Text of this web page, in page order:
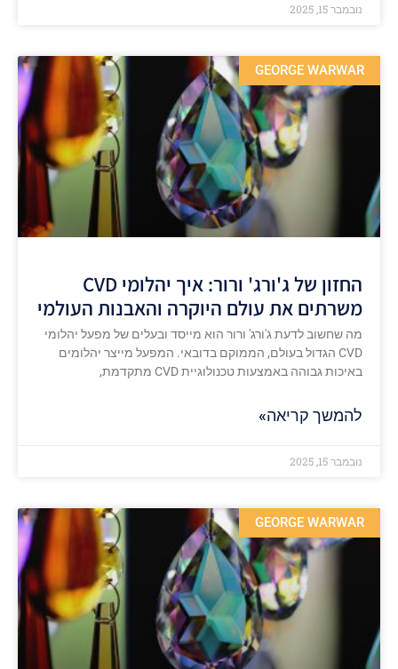
נובמבר 15, 2025
GEORGE WARWAR
החזון של ג'ורג' ורור: איך יהלומי CVD
משרתים את עולם היוקרה והאבנות העולמי
מה שחשוב לדעת ג'ורג' ורור הוא מייסד ובעלים של מפעל יהלומי
CVD הגדול בעולם, הממוקם בדובאי. המפעל מייצר יהלומים
באיכות גבוהה באמצעות טכנולוגיית CVD מתקדמת,
להמשך קריאה»
נובמבר 15, 2025
GEORGE WARWAR